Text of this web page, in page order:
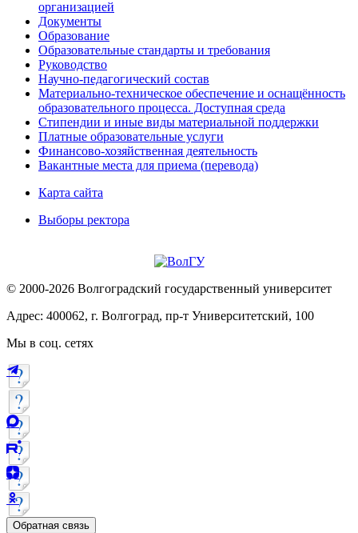
организацией
Документы
Образование
Образовательные стандарты и требования
Руководство
Научно-педагогический состав
Материально-техническое обеспечение и оснащённость
образовательного процесса. Доступная среда
Стипендии и иные виды материальной поддержки
Платные образовательные услуги
Финансово-хозяйственная деятельность
Вакантные места для приема (перевода)
Карта сайта
Выборы ректора
© 2000-2026 Волгоградский государственный университет
Адрес: 400062, г. Волгоград, пр-т Университетский, 100
Мы в соц. сетях
Обратная связь